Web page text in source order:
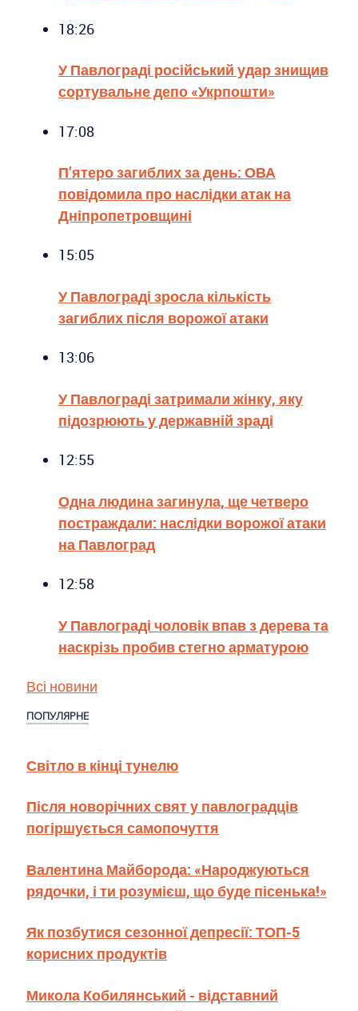
18:26
У Павлограді російський удар знищив
сортувальне депо «Укрпошти»
17:08
П’ятеро загиблих за день: ОВА
повідомила про наслідки атак на
Дніпропетровщині
15:05
У Павлограді зросла кількість
загиблих після ворожої атаки
13:06
У Павлограді затримали жінку, яку
підозрюють у державній зраді
12:55
Одна людина загинула, ще четверо
постраждали: наслідки ворожої атаки
на Павлоград
12:58
У Павлограді чоловік впав з дерева та
наскрізь пробив стегно арматурою
Всі новини
ПОПУЛЯРНЕ
Світло в кінці тунелю
Після новорічних свят у павлоградців
погіршується самопочуття
Валентина Майборода: «Народжуються
рядочки, і ти розумієш, що буде пісенька!»
Як позбутися сезонної депресії: ТОП-5
корисних продуктів
Микола Кобилянський - відставний